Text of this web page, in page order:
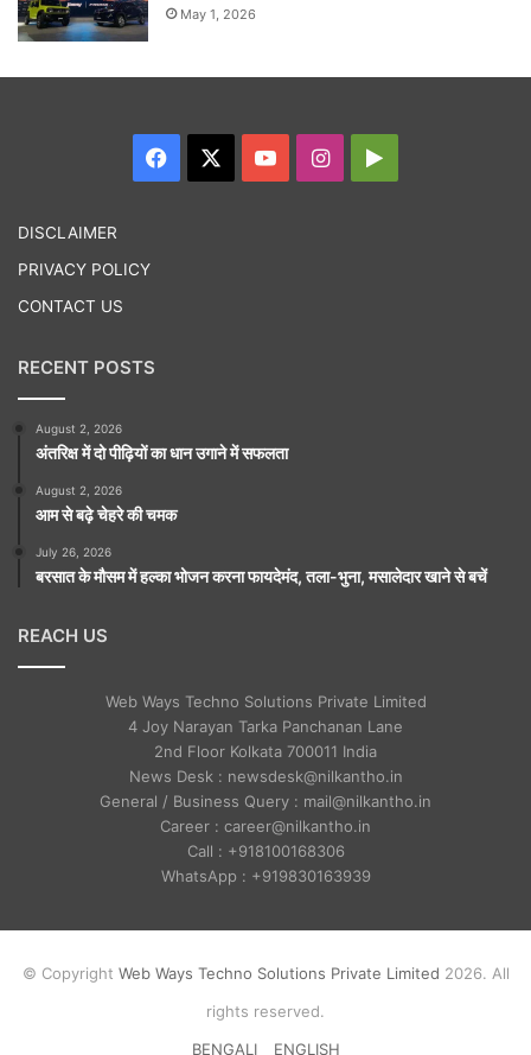
May 1, 2026
Facebook YouTubeInstagram
DISCLAIMER
PRIVACY POLICY
CONTACT US
RECENT POSTS
August 2, 2026
अंतरिक्ष में दो पीढ़ियों का धान उगाने में सफलता
August 2, 2026
आम से बढ़े चेहरे की चमक
July 26, 2026
बरसात के मौसम में हल्का भोजन करना फायदेमंद, तला-भुना, मसालेदार खाने से बचें
REACH US
Web Ways Techno Solutions Private Limited
4 Joy Narayan Tarka Panchanan Lane
2nd Floor Kolkata 700011 India
News Desk : newsdesk@nilkantho.in
General / Business Query : mail@nilkantho.in
Career : career@nilkantho.in
Call : +918100168306
WhatsApp : +919830163939
© Copyright Web Ways Techno Solutions Private Limited 2026. All
rights reserved.
BENGALI
ENGLISH